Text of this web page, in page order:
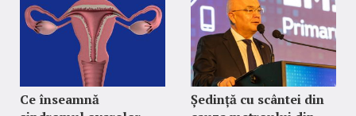
Ce înseamnă
Ședință cu scântei din